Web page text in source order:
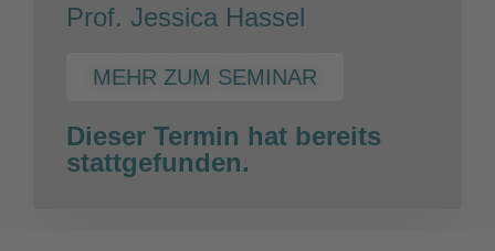
Prof. Jessica Hassel
MEHR ZUM SEMINAR
Dieser Termin hat bereits
stattgefunden.